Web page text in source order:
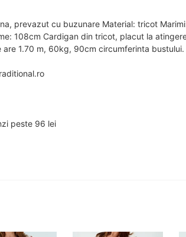
prevazut cu buzunare Material: tricot
108cm Cardigan din tricot, placut la
1.70 m, 60kg, 90cm circumferinta bustului.
peste 96 lei